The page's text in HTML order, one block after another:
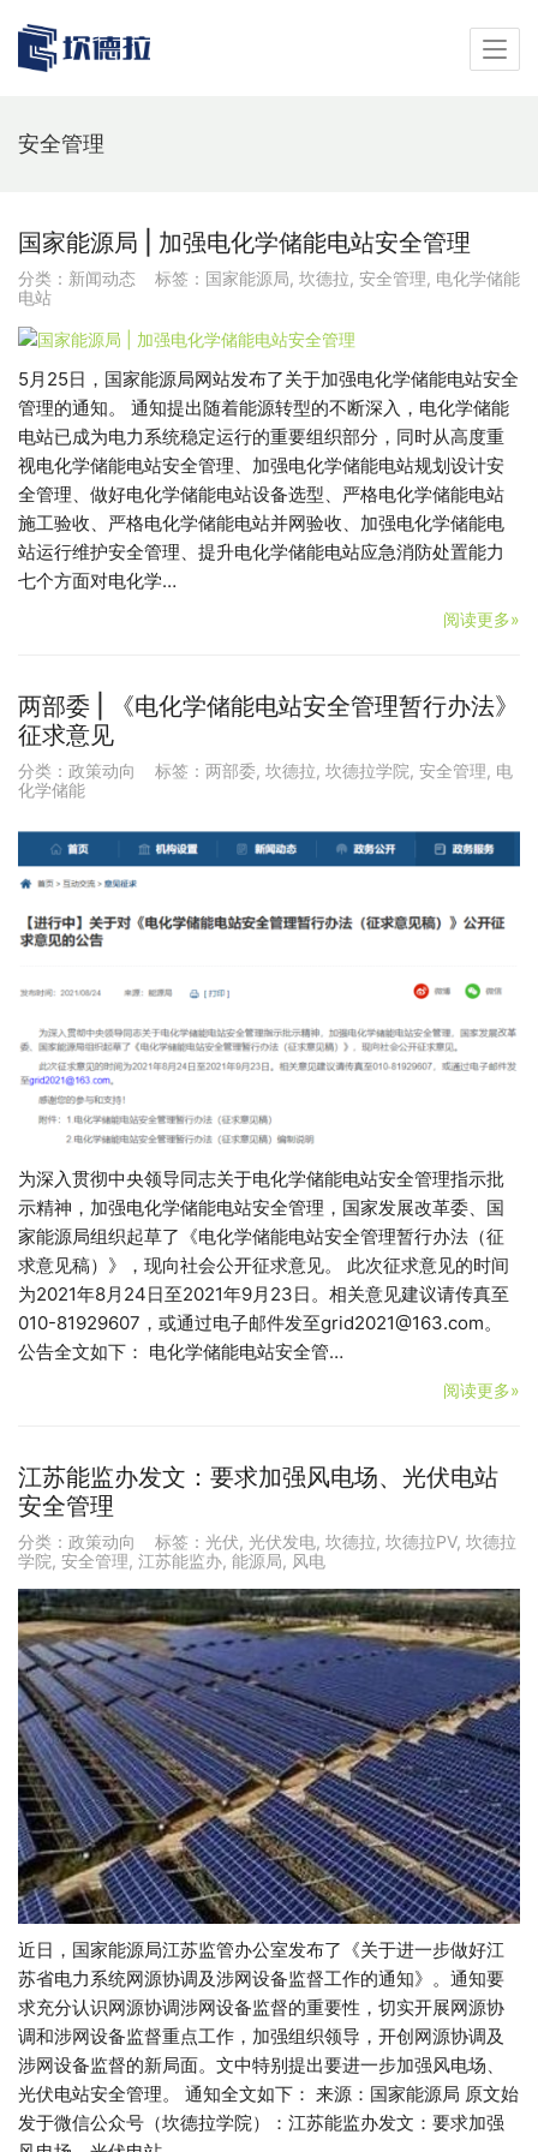
安全管理
国家能源局 | 加强电化学储能电站安全管理
分类： 新闻动态 标签： 国家能源局, 坎德拉, 安全管理, 电化学储能
电站
5月25日，国家能源局网站发布了关于加强电化学储能电站安全
管理的通知。 通知提出随着能源转型的不断深入，电化学储能
电站已成为电力系统稳定运行的重要组织部分，同时从高度重
视电化学储能电站安全管理、加强电化学储能电站规划设计安
全管理、做好电化学储能电站设备选型、严格电化学储能电站
施工验收、严格电化学储能电站并网验收、加强电化学储能电
站运行维护安全管理、提升电化学储能电站应急消防处置能力
七个方面对电化学…
阅读更多»
两部委 | 《电化学储能电站安全管理暂行办法》
征求意见
分类： 政策动向 标签： 两部委, 坎德拉, 坎德拉学院, 安全管理, 电
化学储能
为深入贯彻中央领导同志关于电化学储能电站安全管理指示批
示精神，加强电化学储能电站安全管理，国家发展改革委、国
家能源局组织起草了《电化学储能电站安全管理暂行办法（征
求意见稿）》，现向社会公开征求意见。 此次征求意见的时间
为2021年8月24日至2021年9月23日。相关意见建议请传真至
010-81929607，或通过电子邮件发至grid2021@163.com。
公告全文如下： 电化学储能电站安全管…
阅读更多»
江苏能监办发文：要求加强风电场、光伏电站
安全管理
分类： 政策动向 标签： 光伏, 光伏发电, 坎德拉, 坎德拉PV, 坎德拉
学院, 安全管理, 江苏能监办, 能源局, 风电
近日，国家能源局江苏监管办公室发布了《关于进一步做好江
苏省电力系统网源协调及涉网设备监督工作的通知》。通知要
求充分认识网源协调涉网设备监督的重要性，切实开展网源协
调和涉网设备监督重点工作，加强组织领导，开创网源协调及
涉网设备监督的新局面。文中特别提出要进一步加强风电场、
光伏电站安全管理。 通知全文如下： 来源：国家能源局 原文始
发于微信公众号（坎德拉学院）：江苏能监办发文：要求加强